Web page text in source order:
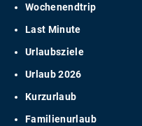
Wochenendtrip
Last Minute
Urlaubsziele
Urlaub 2026
Kurzurlaub
Familienurlaub